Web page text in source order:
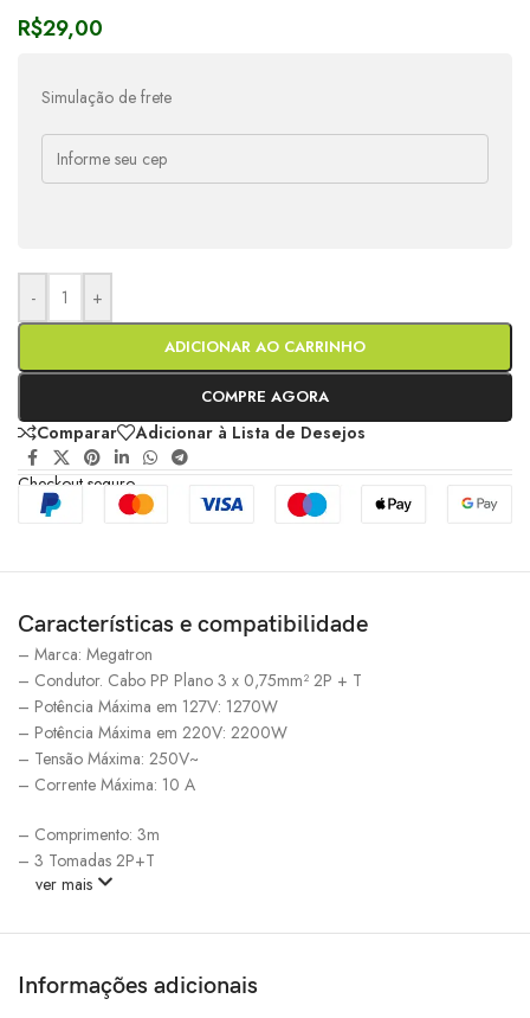
R$29,00
Simulação de frete
- +
ADICIONAR AO CARRINHO
COMPRE AGORA
Comparar Adicionar à Lista de Desejos
Checkout seguro
Características e compatibilidade
– Marca: Megatron
– Condutor. Cabo PP Plano 3 x 0,75mm² 2P + T
– Potência Máxima em 127V: 1270W
– Potência Máxima em 220V: 2200W
– Tensão Máxima: 250V~
– Corrente Máxima: 10 A
– Comprimento: 3m
– 3 Tomadas 2P+T
ver mais
Informações adicionais